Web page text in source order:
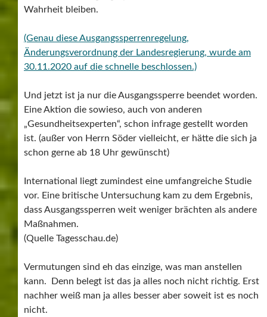
Wahrheit bleiben.
(Genau diese Ausgangssperrenregelung,
Änderungsverordnung der Landesregierung, wurde am
30.11.2020 auf die schnelle beschlossen.)
Und jetzt ist ja nur die Ausgangssperre beendet worden.
Eine Aktion die sowieso, auch von anderen
„Gesundheitsexperten“, schon infrage gestellt worden
ist. (außer von Herrn Söder vielleicht, er hätte die sich ja
schon gerne ab 18 Uhr gewünscht)
International liegt zumindest eine umfangreiche Studie
vor. Eine britische Untersuchung kam zu dem Ergebnis,
dass Ausgangssperren weit weniger brächten als andere
Maßnahmen.
(Quelle Tagesschau.de)
Vermutungen sind eh das einzige, was man anstellen
kann. Denn belegt ist das ja alles noch nicht richtig. Erst
nachher weiß man ja alles besser aber soweit ist es noch
nicht.